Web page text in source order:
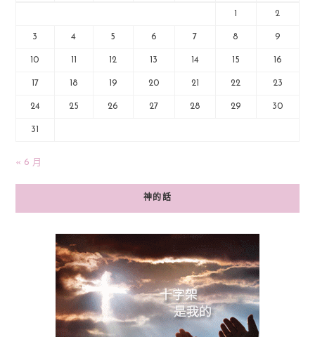
1 2
3 4 5 6 7 8 9
10 11 12 13 14 15 16
17 18 19 20 21 22 23
24 25 26 27 28 29 30
31
« 6 月
神的話